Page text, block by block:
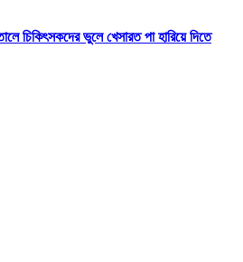
চিকিৎসকদের ভুলে খেসারত পা হারিয়ে দিতে